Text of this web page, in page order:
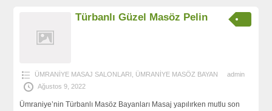
Türbanlı Güzel Masöz Pelin
ÜMRANİYE MASAJ SALONLARI ÜMRANİYE MASÖZ BAYAN
admin
Ağustos 9, 2022
Ümraniye’nin Türbanlı Masöz Bayanları Masaj yapılırken mutlu son